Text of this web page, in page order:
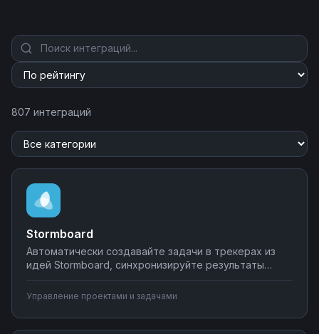
807 интеграций
Stormboard
Автоматически создавайте задачи в трекерах из
идей Stormboard, синхронизируйте результаты
уведомления в командные чаты. Превратите
креативные сессии в структурированные рабочие
процессы с помощью интеграций на Nodul.
Управление проектами и задачами